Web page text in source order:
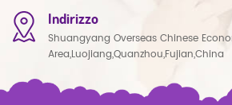
Indirizzo
Shuangyang Overseas Chinese
Area,Luojiang,Quanzhou,Fujian,China